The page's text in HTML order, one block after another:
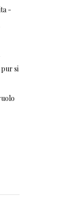
-
pur si